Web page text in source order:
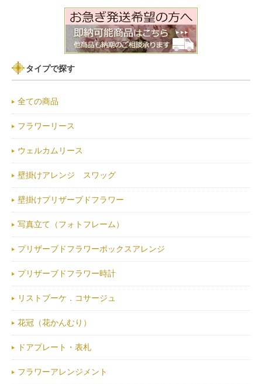
タイプで探す
全ての商品
フラワーリース
ウェルカムリース
壁掛けアレンジ スワッグ
壁掛けプリザーブドフラワー
写真立て（フォトフレーム）
プリザーブドフラワーボックスアレンジ
プリザーブドフラワー時計
リストブーケ．コサージュ
花冠（花かんむり）
ドアプレート・表札
フラワーアレンジメント